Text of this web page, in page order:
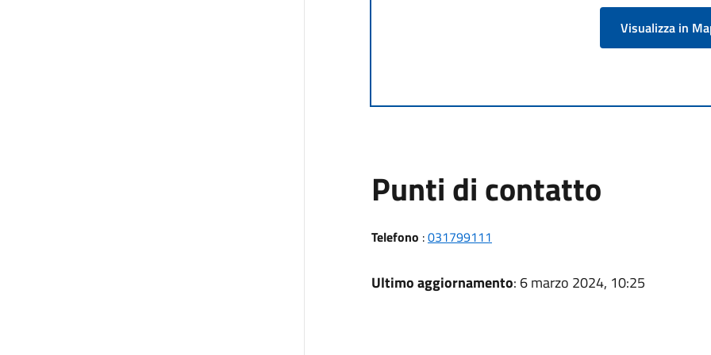
Visualizza in
Punti di contatto
Telefono :031799111
Ultimo aggiornamento: 6 marzo 2024, 10:25